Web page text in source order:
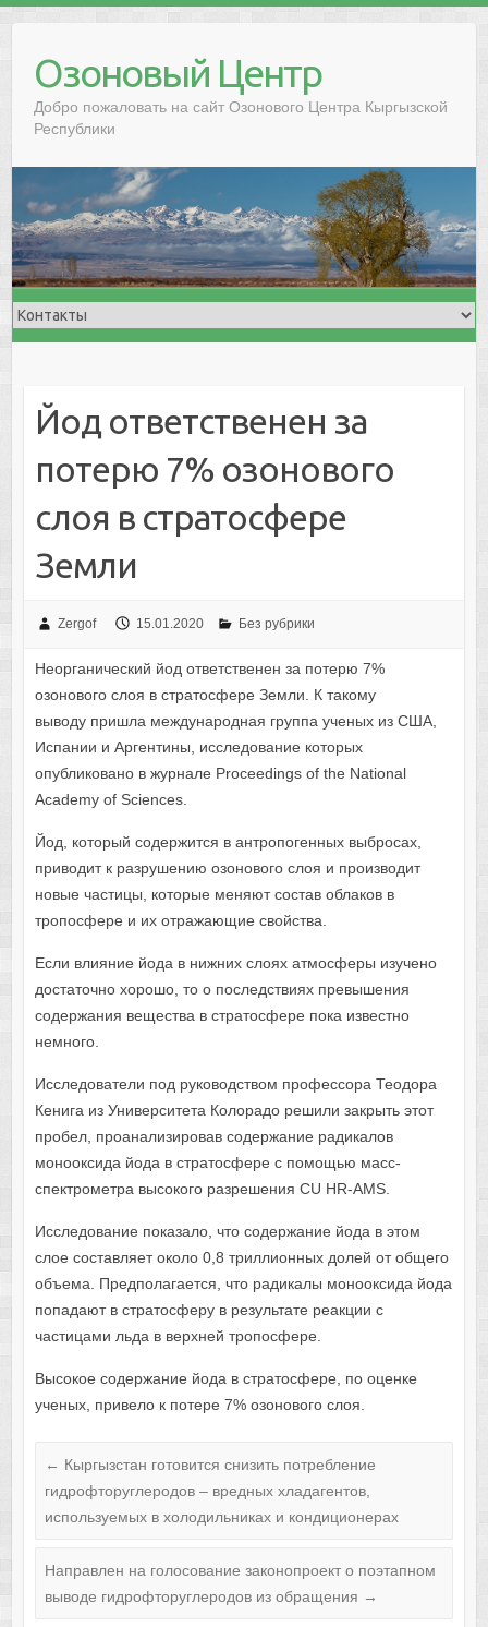
Озоновый Центр
Добро пожаловать на сайт Озонового Центра Кыргызской
Республики
Йод ответственен за
потерю 7% озонового
слоя в стратосфере
Земли
Zergof 15.01.2020 Без рубрики
Неорганический йод ответственен за потерю 7%
озонового слоя в стратосфере Земли. К такому
выводу пришла международная группа ученых из США,
Испании и Аргентины, исследование которых
опубликовано в журнале Proceedings of the National
Academy of Sciences.
Йод, который содержится в антропогенных выбросах,
приводит к разрушению озонового слоя и производит
новые частицы, которые меняют состав облаков в
тропосфере и их отражающие свойства.
Если влияние йода в нижних слоях атмосферы изучено
достаточно хорошо, то о последствиях превышения
содержания вещества в стратосфере пока известно
немного.
Исследователи под руководством профессора Теодора
Кенига из Университета Колорадо решили закрыть этот
пробел, проанализировав содержание радикалов
монооксида йода в стратосфере с помощью масс-
спектрометра высокого разрешения CU HR-AMS.
Исследование показало, что содержание йода в этом
слое составляет около 0,8 триллионных долей от общего
объема. Предполагается, что радикалы монооксида йода
попадают в стратосферу в результате реакции с
частицами льда в верхней тропосфере.
Высокое содержание йода в стратосфере, по оценке
ученых, привело к потере 7% озонового слоя.
← Кыргызстан готовится снизить потребление
гидрофторуглеродов – вредных хладагентов,
используемых в холодильниках и кондиционерах
Направлен на голосование законопроект о поэтапном
выводе гидрофторуглеродов из обращения →